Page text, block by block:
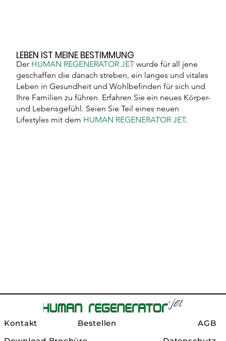
LEBEN IST MEINE BESTIMMUNG
Der HUMAN REGENERATOR JET wurde für all jene
geschaffen die danach streben, ein langes und vitales
Leben in Gesundheit und Wohlbefinden für sich und
Ihre Familien zu führen. Erfahren Sie ein neues Körper-
und Lebensgefühl. Seien Sie Teil eines neuen
Lifestyles mit dem HUMAN REGENERATOR JET.
AGB
Kontakt
Bestellen